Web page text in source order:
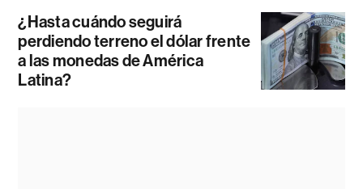
¿Hasta cuándo seguirá
perdiendo terreno el dólar frente
a las monedas de América
Latina?